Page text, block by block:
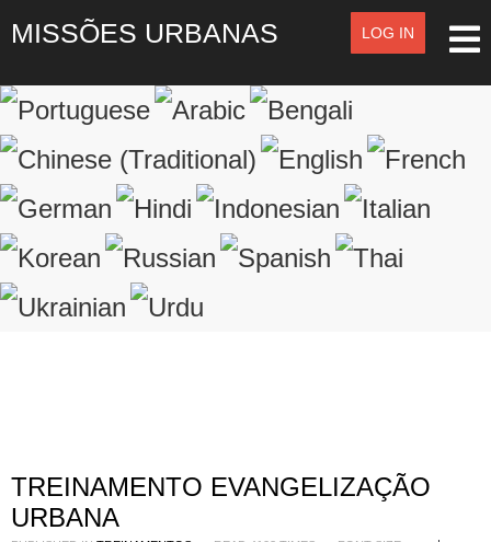
MISSÕES URBANAS LOG IN
TREINAMENTO EVANGELIZAÇÃO
URBANA
LOGIN Registre-se
Lembrar de Mim
Esqueceu o nome de usuário?